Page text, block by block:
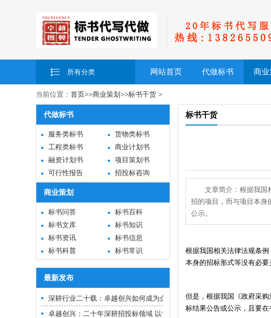
所有分类 网站首页 代做标书 商业
当前位置： 首页>>商业策划>>标书干货 >
代做标书
服务类标书
货物类标书
工程类标书
商业计划书
融资计划书
项目策划书
可行性报告
招投标咨询
商业策划
标书问答
标书百科
标书文库
标书知识
标书资讯
标书信息
标书科普
标书常识
最新发布
深耕行业二十载：卓越创兴如何成为企业招投标的“隐形冠军”？
卓越创兴：二十年深耕招投标领域 以专业实力铸就中标标杆
标书干货
文章简介：根据我国
招的项目，而与项目本身
公示。
根据我国相关法律法规条
本身的招标形式等没有必
但是，根据我国《政府采
标结果公告或公示，且要在